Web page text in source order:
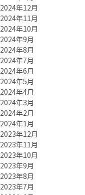
2024年12月
2024年11月
2024年10月
2024年9月
2024年8月
2024年7月
2024年6月
2024年5月
2024年4月
2024年3月
2024年2月
2024年1月
2023年12月
2023年11月
2023年10月
2023年9月
2023年8月
2023年7月